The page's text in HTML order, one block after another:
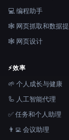
💻 编程助手
🕸️ 网页抓取和数据
🕸 网页设计
⚡效率
🌱 个人成长与健康
🦾 人工智能代理
✅ 任务和个人助理
👨‍💻 会议助理